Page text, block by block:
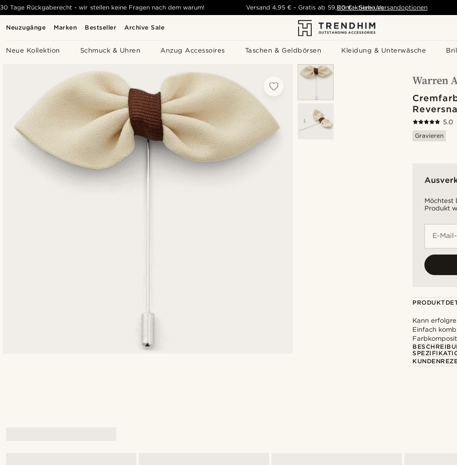
Neuzugänge Marken Bestseller Archive Sale
Neue Kollektion Schmuck & Uhren Anzug Accessoires Taschen & Geldbörsen Kleidung & Unterwäsche
30 Tage Rückgaberecht - wir stellen keine Fragen nach dem warum! Versand 4,95 € -Gratis ab 59,00 € - Siehe Versandoptionen
Kontaktiere uns
5.0
Gravieren
Möchtest
Produkt
E-
Kann
Einfach